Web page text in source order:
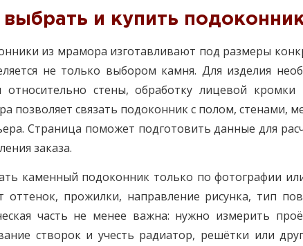
выбрать и купить
из мрамора изготавливают под размеры
не только выбором камня. Для изделия
относительно стены, обработку лицевой
позволяет связать подоконник с полом,
Страница поможет подготовить данные для
заказа.
каменный подоконник только по фотографии
оттенок, прожилки, направление рисунка, тип
часть не менее важна: нужно измерить
створок и учесть радиатор, решётки или